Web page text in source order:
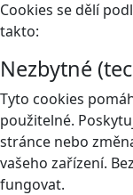
Cookies se dělí
takto:
Nezbytné
Tyto cookies
použitelné.
stránce nebo
vašeho zařízení.
fungovat.